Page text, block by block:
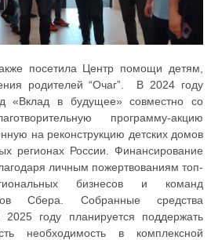
посетила Центр помощи детям,
родителей “Очаг”. В 2024 году
«Вклад в будущее» совместно со
программу-акцию
на реконструкцию детских домов
регионах России. Финансирование
личным пожертвованиям топ-
бизнесов и команд
Сбера. Собранные средства
году планируется поддержать
необходимость в комплексной